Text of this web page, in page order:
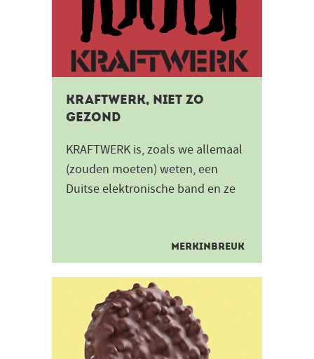
KRAFTWERK, niet zo
gezond
KRAFTWERK is, zoals we allemaal
(zouden moeten) weten, een
Duitse elektronische band en ze
MERKINBREUK